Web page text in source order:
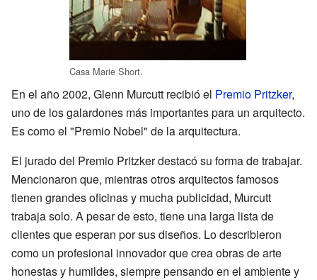
Casa Marie Short.
En el año 2002, Glenn Murcutt recibió el Premio Pritzker,
uno de los galardones más importantes para un arquitecto.
Es como el "Premio Nobel" de la arquitectura.
El jurado del Premio Pritzker destacó su forma de trabajar.
Mencionaron que, mientras otros arquitectos famosos
tienen grandes oficinas y mucha publicidad, Murcutt
trabaja solo. A pesar de esto, tiene una larga lista de
clientes que esperan por sus diseños. Lo describieron
como un profesional innovador que crea obras de arte
honestas y humildes, siempre pensando en el ambiente y